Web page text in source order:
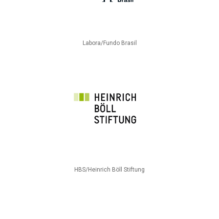
Labora/Fundo Brasil
HBS/Heinrich Böll Stiftung